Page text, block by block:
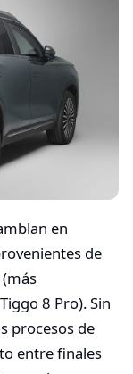
en
de
8 Pro). Sin
procesos de
entre finales